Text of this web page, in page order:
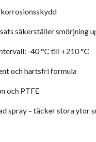
säkerställer smörjning
-40 °C till +210 °C
och hartsfri formula
och PTFE
spray – täcker stora ytor